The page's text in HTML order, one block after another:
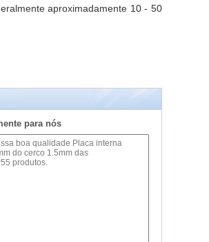
aproximadamente 10 - 50
para nós